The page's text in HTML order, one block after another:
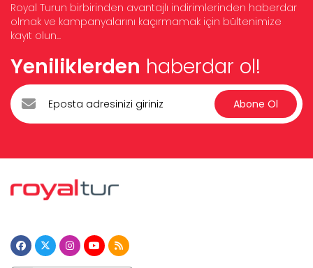
Royal Turun birbirinden avantajlı indirimlerinden haberdar
olmak ve kampanyalarını kaçırmamak için bültenimize
kayıt olun...
Yeniliklerden haberdar ol!
Abone Ol